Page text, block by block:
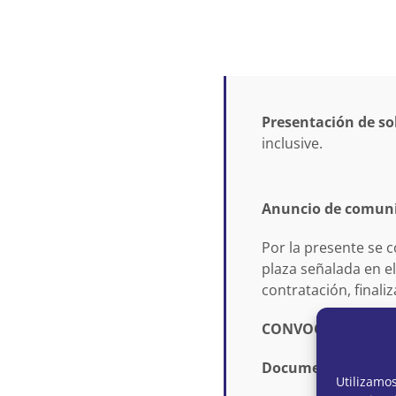
Presentación de
inclusive.
Anuncio de
Por la presente se
plaza señalada en
contratación,
CONVOCATORIA
Documentación: